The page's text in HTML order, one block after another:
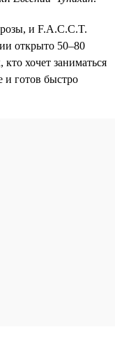
и F.A.C.C.T.
открыто 50–80
хочет заниматься
и готов быстро